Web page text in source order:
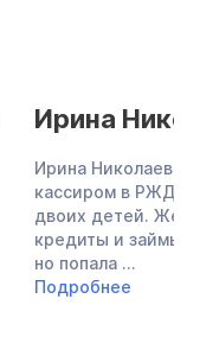
Ирина
Ирина Николаевна
кассиром в РЖД,
двоих детей.
кредиты и займы
но попала ...
Подробнее